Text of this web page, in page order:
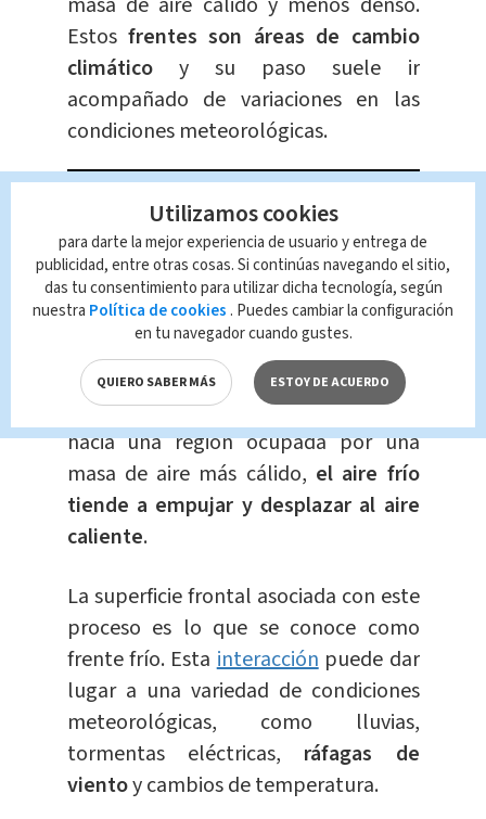
Estos frentes son áreas de cambio
climático y su paso suele ir
acompañado de variaciones en las
condiciones meteorológicas.
Cuando una masa de aire frío avanza
hacia una región ocupada por una
masa de aire más cálido, el aire frío
tiende a empujar y desplazar al aire
caliente.
La superficie frontal asociada con este
proceso es lo que se conoce como
frente frío. Estainteracciónpuede dar
lugar a una variedad de condiciones
meteorológicas, como lluvias,
tormentas eléctricas, ráfagas de
vientoy cambios de temperatura.
Utilizamos cookies
para darte la mejor experiencia de usuario y entrega de
publicidad, entre otras cosas. Si continúas navegando el sitio,
das tu consentimiento para utilizar dicha tecnología, según
nuestra Política de cookies . Puedes cambiar la configuración
en tu navegador cuando gustes.
QUIERO SABER MÁS ESTOY DE ACUERDO